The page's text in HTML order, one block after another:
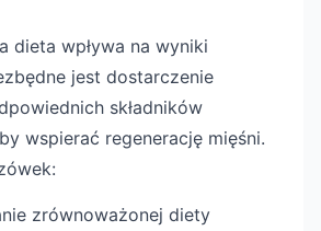
dieta wpływa na wyniki
jest dostarczenie
składników
wspierać regenerację mięśni.
zrównoważonej diety